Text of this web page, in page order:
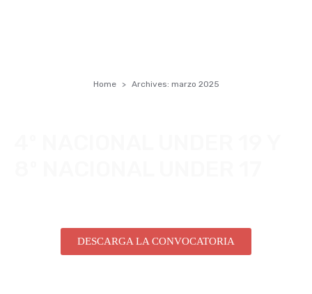
Home Archives: marzo 2025
DESCARGA LA CONVOCATORIA